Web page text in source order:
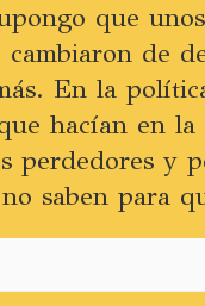
que
cambiaron de
En la
hacían en la
perdedores y
saben para